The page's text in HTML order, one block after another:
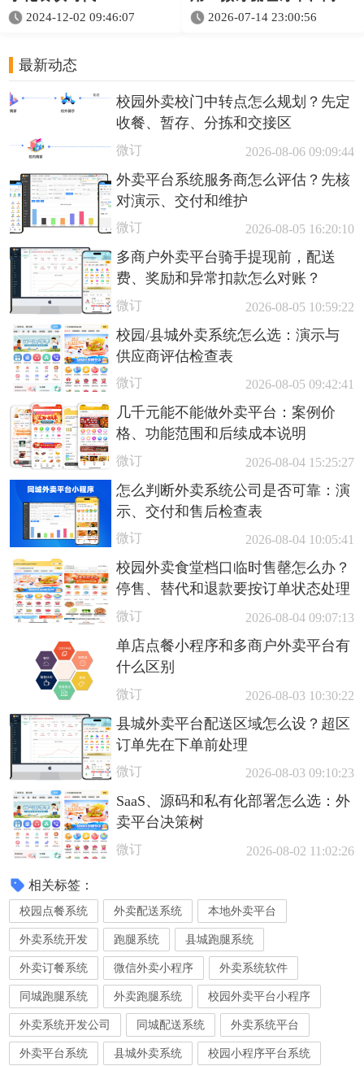
2024-12-02 09:46:07
与配送复盘思路
2026-07-14 23:00:56
最新动态
校园外卖校门中转点怎么规划？先定
收餐、暂存、分拣和交接区
微订 2026-08-06 09:09:44
外卖平台系统服务商怎么评估？先核
对演示、交付和维护
微订 2026-08-05 16:20:10
多商户外卖平台骑手提现前，配送
费、奖励和异常扣款怎么对账？
微订 2026-08-05 10:59:22
校园/县城外卖系统怎么选：演示与
供应商评估检查表
微订 2026-08-05 09:42:41
几千元能不能做外卖平台：案例价
格、功能范围和后续成本说明
微订 2026-08-04 15:25:27
怎么判断外卖系统公司是否可靠：演
示、交付和售后检查表
微订 2026-08-04 10:05:41
校园外卖食堂档口临时售罄怎么办？
停售、替代和退款要按订单状态处理
微订 2026-08-04 09:07:13
单店点餐小程序和多商户外卖平台有
什么区别
微订 2026-08-03 10:30:22
县城外卖平台配送区域怎么设？超区
订单先在下单前处理
微订 2026-08-03 09:10:23
SaaS、源码和私有化部署怎么选：外
卖平台决策树
微订 2026-08-02 11:02:26
相关标签：
校园点餐系统 外卖配送系统 本地外卖平台
外卖系统开发 跑腿系统 县城跑腿系统
外卖订餐系统 微信外卖小程序 外卖系统软件
同城跑腿系统 外卖跑腿系统 校园外卖平台小程序
外卖系统开发公司 同城配送系统 外卖系统平台
外卖平台系统 县城外卖系统 校园小程序平台系统